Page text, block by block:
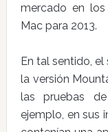
mercado en
Mac para 2013.
En tal sentido,
la versión
las pruebas
ejemplo, en sus